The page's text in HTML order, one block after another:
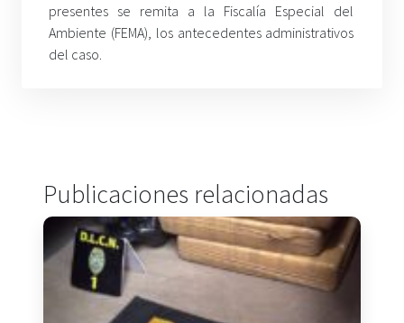
presentes se remita a la Fiscalía Especial del
Ambiente (FEMA), los antecedentes administrativos
del caso.
Publicaciones relacionadas